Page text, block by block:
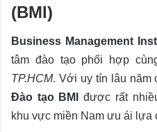
(BMI)
Business Management
tâm đào tạo phối hợp
TP.HCM. Với uy tín lâu
Đào tạo BMI
được rất
khu vực miền Nam ưu ái lựa